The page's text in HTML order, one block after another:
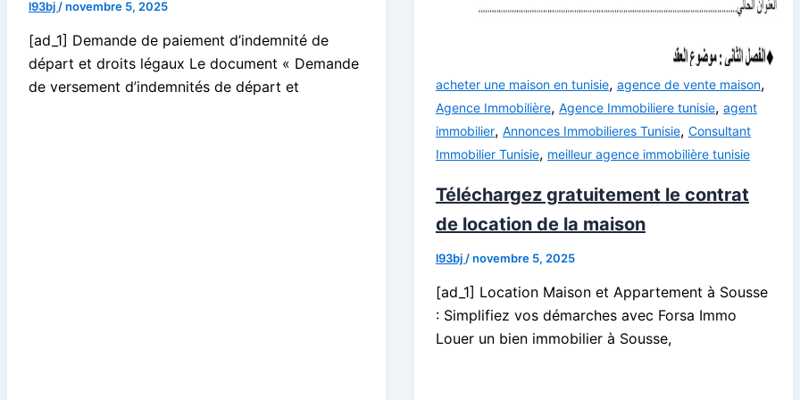
l93bj /novembre 5, 2025
[ad_1] Demande de paiement d’indemnité de
départ et droits légaux Le document « Demande
de versement d’indemnités de départ et
acheter une maison en tunisie, agence de vente maison,
Agence Immobilière, Agence Immobiliere tunisie, agent
immobilier, Annonces Immobilieres Tunisie, Consultant
Immobilier Tunisie, meilleur agence immobilière tunisie
Téléchargez gratuitement le contrat
de location de la maison
l93bj /novembre 5, 2025
[ad_1] Location Maison et Appartement à Sousse
: Simplifiez vos démarches avec Forsa Immo
Louer un bien immobilier à Sousse,